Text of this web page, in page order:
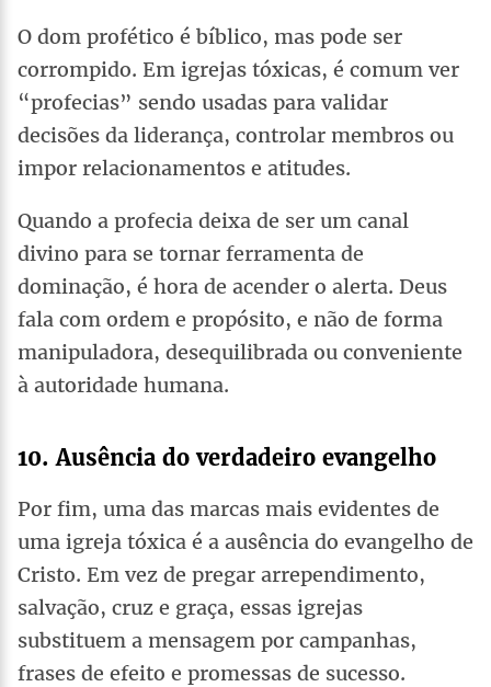
O dom profético é bíblico, mas pode ser
corrompido. Em igrejas tóxicas, é comum ver
“profecias” sendo usadas para validar
decisões da liderança, controlar membros ou
impor relacionamentos e atitudes.
Quando a profecia deixa de ser um canal
divino para se tornar ferramenta de
dominação, é hora de acender o alerta. Deus
fala com ordem e propósito, e não de forma
manipuladora, desequilibrada ou conveniente
à autoridade humana.
10. Ausência do verdadeiro evangelho
Por fim, uma das marcas mais evidentes de
uma igreja tóxica é a ausência do evangelho de
Cristo. Em vez de pregar arrependimento,
salvação, cruz e graça, essas igrejas
substituem a mensagem por campanhas,
frases de efeito e promessas de sucesso.